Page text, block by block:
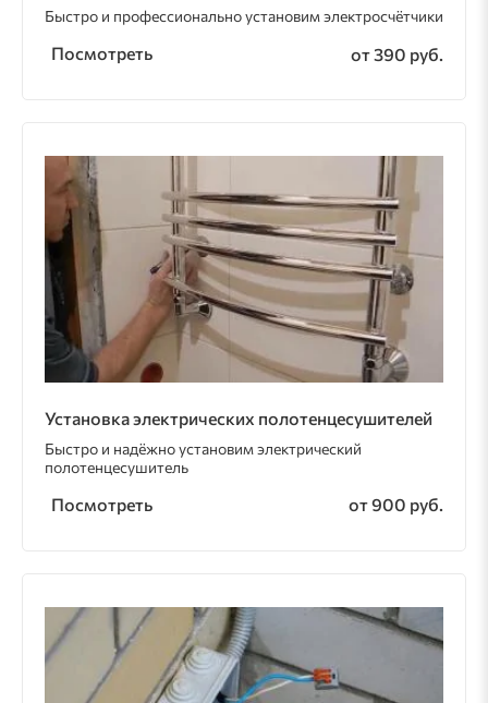
Быстро и профессионально установим электросчётчики
Посмотреть от 390 руб.
Установка электрических полотенцесушителей
Быстро и надёжно установим электрический
полотенцесушитель
Посмотреть от 900 руб.